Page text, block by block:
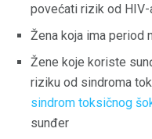
povećati rizik od HIV-
Žena koja ima period
Žene koje koriste
riziku od sindroma
sindrom toksičnog
sunđer